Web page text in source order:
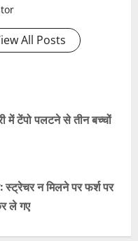
All Posts
में टेंपो पलटने से तीन बच्चों
स्ट्रेचर न मिलने पर फर्श पर
ले गए